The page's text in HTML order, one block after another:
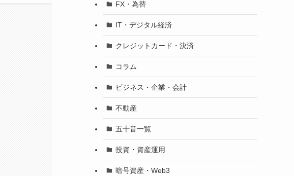
FX・為替
IT・デジタル経済
クレジットカード・決済
コラム
ビジネス・企業・会計
不動産
五十音一覧
投資・資産運用
暗号資産・Web3